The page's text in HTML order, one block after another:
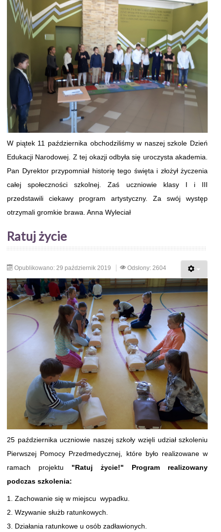
W piątek 11 października obchodziliśmy w naszej szkole Dzień
Edukacji Narodowej. Z tej okazji odbyła się uroczysta akademia.
Pan Dyrektor przypomniał historię tego święta i złożył życzenia
całej społeczności szkolnej. Zaś uczniowie klasy I i III
przedstawili ciekawy program artystyczny. Za swój występ
otrzymali gromkie brawa. Anna Wyleciał
Ratuj życie
Opublikowano: 29 październik 2019 Odsłony: 2604
25 października uczniowie naszej szkoły wzięli udział szkoleniu
Pierwszej Pomocy Przedmedycznej, które było realizowane w
ramach projektu "Ratuj życie!"
Program realizowany
podczas szkolenia:
Zachowanie się w miejscu wypadku.
Wzywanie służb ratunkowych.
Działania ratunkowe u osób zadławionych.